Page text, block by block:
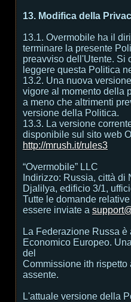
13. Modifica della
13.1. Overmobile ha il
terminare la presente
preavviso dell'Utente. Si
leggere questa Politica
13.2. Una nuova
vigore al momento della
a meno che altrimenti
versione della Politica.
13.3. La versione
disponibile sul sito web
http://mrush.it/rules3
“Overmobile” LLC
Indirizzo: Russia, città di
Djalilya, edificio 3/1,
Tutte le domande
essere inviate a
La Federazione Russa
Economico Europeo.
del
Commissione ith
assente.
L'attuale versione della